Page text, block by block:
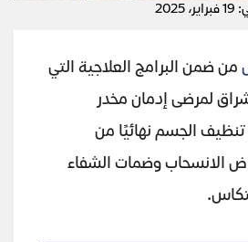
من ضمن البرامج العلاجية التي
لمرضى إدمان مخدر
الجسم نهائيًا من
الانسحاب وضمات الشفاء